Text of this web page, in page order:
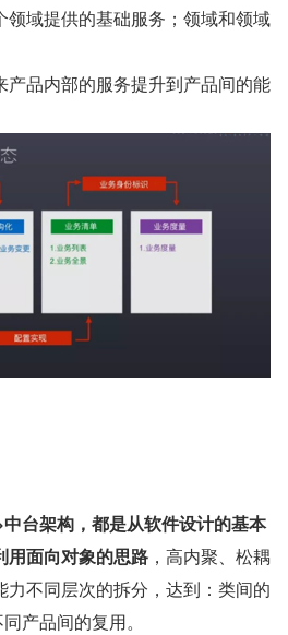
领域提供的基础服务；领域和领域
产品内部的服务提升到产品间的能
台架构，都是从软件设计的基本
用面向对象的思路 ，高内聚、松耦
不同层次的拆分，达到：类间的
产品间的复用。